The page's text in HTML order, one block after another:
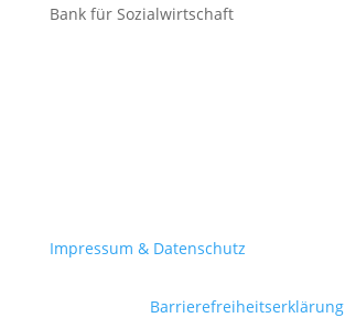
Bank für Sozialwirtschaft
Impressum & Datenschutz
Barrierefreiheitserklärung